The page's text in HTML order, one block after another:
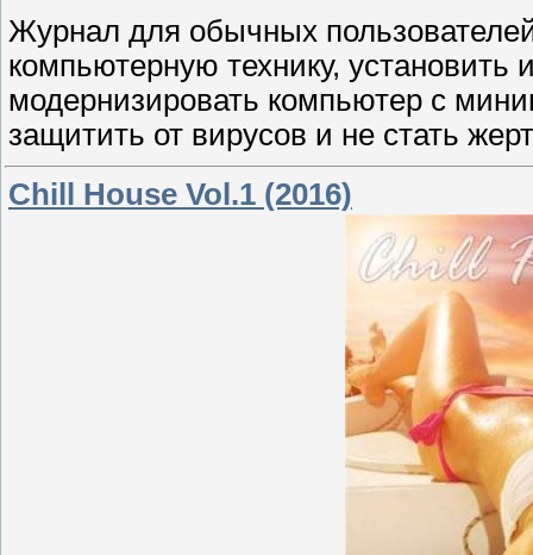
Журнал для обычных
компьютерную технику,
модернизировать компьютер с
защитить от вирусов и не стать
Chill House Vol.1 (2016)